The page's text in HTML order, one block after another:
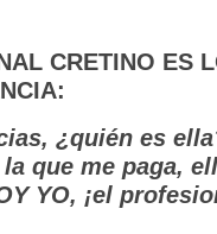
CRETINO ES
¿quién es
que me paga,
YO, ¡el